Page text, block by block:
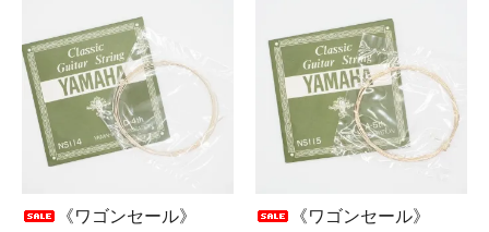
《ワゴンセール》
《ワゴンセール》